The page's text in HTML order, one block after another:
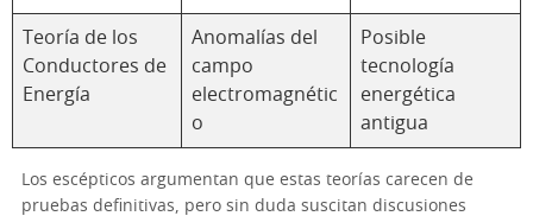
Teoría de los
Conductores de
Energía
Anomalías del
campo
electromagnétic
o
Posible
tecnología
energética
antigua
Los escépticos argumentan que estas teorías carecen de
pruebas definitivas, pero sin duda suscitan discusiones